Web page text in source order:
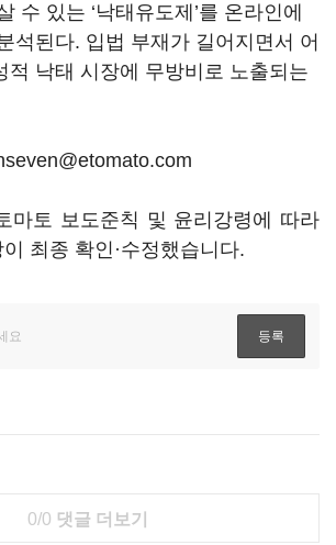
수 있는 ‘낙태유도제’를 온라인에
석된다. 입법 부재가 길어지면서 어
적 낙태 시장에 무방비로 노출되는
마토 보도준칙 및 윤리강령에 따라
최종 확인·수정했습니다.
0/0 댓글 더보기